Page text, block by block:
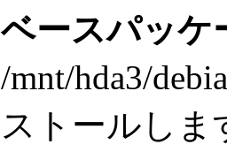
ベースパッケ
/mnt/hda3/
ストールしま